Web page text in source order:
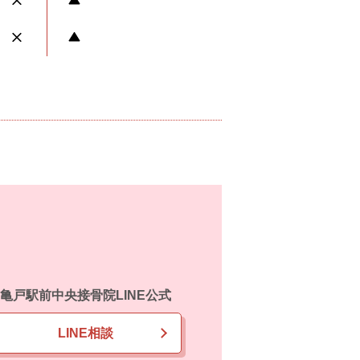
亀戸駅前中央接骨院LINE公式
LINE相談